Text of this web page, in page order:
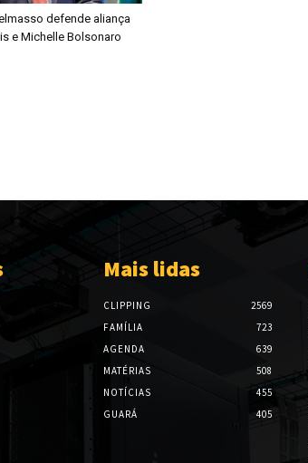
defende aliança
e Michelle Bolsonaro
Mais lidas
CLIPPING
2569
FAMÍLIA
723
AGENDA
639
MATÉRIAS
508
NOTÍCIAS
455
GUARÁ
405